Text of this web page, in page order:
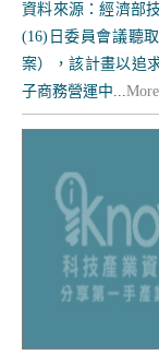
資料來源：經濟部
(16)日委員會議聽
案），該計畫以追
子商務營運中...More